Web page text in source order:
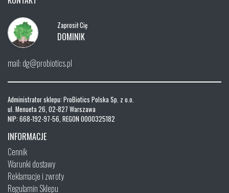
Zaprosił Cię
DOMINIK
mail: dg@probiotics.pl
Administrator sklepu: ProBiotics Polska Sp. z o.o.
ul. Menueta 26, 02-827 Warszawa
NIP: 668-192-97-56, REGON 0000325182
INFORMACJE
Cennik
Warunki dostawy
Reklamacje i zwroty
Regulamin Sklepu